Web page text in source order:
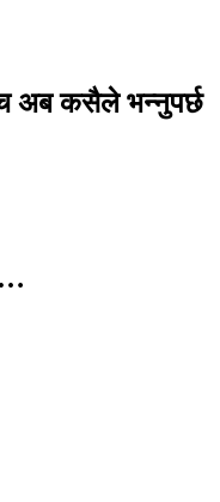
अब कसैले भन्नुपर्छ